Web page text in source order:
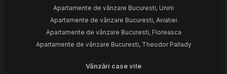
Apartamente de vânzare Bucuresti, Unirii
Apartamente de vânzare Bucuresti, Aviatiei
Apartamente de vânzare Bucuresti, Floreasca
Apartamente de vânzare Bucuresti, Theodor Pallady
Vânzări case vile